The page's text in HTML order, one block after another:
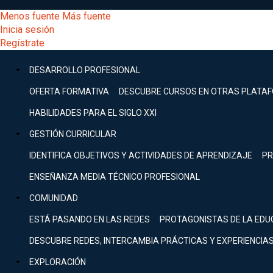
al
contenido
principal
[Educarchile
Escritorio]
Menú
entrar
mi
Menos fuente Más fuente
Inicia sesión
Regístrate
Menú
principal
DESARROLLO PROFESIONAL
OFERTA FORMATIVA DESCUBRE CURSOS EN OTRAS
HABILIDADES PARA EL SIGLO XXI
GESTIÓN CURRICULAR
IDENTIFICA OBJETIVOS Y ACTIVIDADES DE APRENDIZAJE
ENSEÑANZA MEDIA TÉCNICO PROFESIONAL
COMUNIDAD
ESTÁ PASANDO EN LAS REDES PROTAGONISTAS DE LA
DESCUBRE REDES, INTERCAMBIA PRÁCTICAS Y EXPERIENCIAS
EXPLORACIÓN
Buscar
Menú
principal
DESARROLLO
Expand
GESTIÓN
Expand
COMUNIDAD
Expand
EXPLORACIÓN
[Educarchile
Inicia